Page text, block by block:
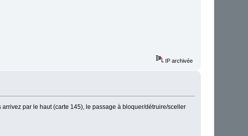
IP archivée
par le haut (carte 145), le passage à bloquer/détruire/sceller